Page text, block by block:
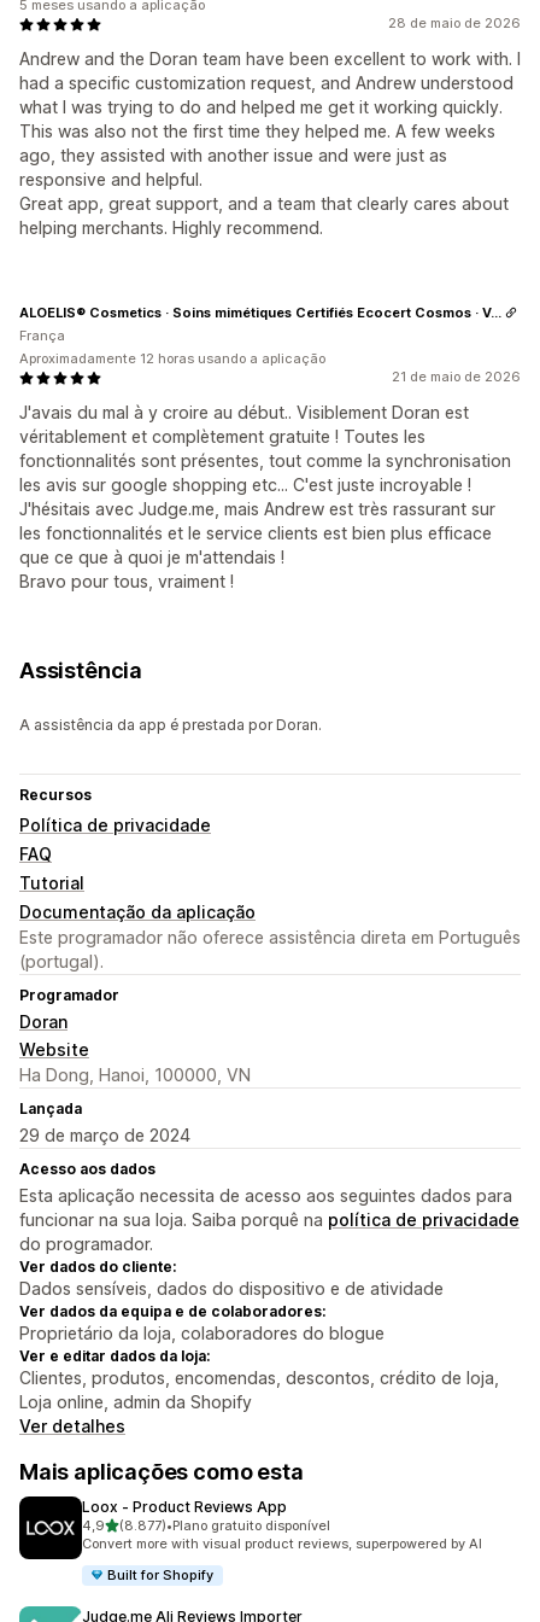
28 de maio de 2026
Andrew and the Doran team have been excellent to work with. I
had a specific customization request, and Andrew understood
what I was trying to do and helped me get it working quickly.
This was also not the first time they helped me. A few weeks
ago, they assisted with another issue and were just as
responsive and helpful.
Great app, great support, and a team that clearly cares about
helping merchants. Highly recommend.
5 meses usando a aplicação
21 de maio de 2026
J'avais du mal à y croire au début.. Visiblement Doran est
véritablement et complètement gratuite ! Toutes les
fonctionnalités sont présentes, tout comme la synchronisation
les avis sur google shopping etc... C'est juste incroyable !
J'hésitais avec Judge.me, mais Andrew est très rassurant sur
les fonctionnalités et le service clients est bien plus efficace
que ce que à quoi je m'attendais !
Bravo pour tous, vraiment !
ALOELIS® Cosmetics · Soins mimétiques Certifiés Ecocert Cosmos · Vegan
França
Aproximadamente 12 horas usando a aplicação
Assistência
A assistência da app é prestada por Doran.
Recursos
Política de privacidade
FAQ
Tutorial
Documentação da aplicação
Este programador não oferece assistência direta em Português
(portugal).
Programador
Doran
Website
Ha Dong, Hanoi, 100000, VN
Lançada
29 de março de 2024
Acesso aos dados
Esta aplicação necessita de acesso aos seguintes dados para
funcionar na sua loja. Saiba porquê na política de privacidade
do programador.
Ver dados do cliente:
Dados sensíveis, dados do dispositivo e de atividade
Ver dados da equipa e de colaboradores:
Proprietário da loja, colaboradores do blogue
Ver e editar dados da loja:
Clientes, produtos, encomendas, descontos, crédito de loja,
Loja online, admin da Shopify
Ver detalhes
Mais aplicações como esta
Loox ‑ Product Reviews App
4,9de 5 estrelas
(8.877)
8877 total de avaliações
•Plano gratuito disponível
Convert more with visual product reviews, superpowered by AI
Built for Shopify
Judge.me Ali Reviews Importer